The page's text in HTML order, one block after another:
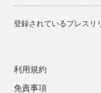
登録されているプレスリ
利用規約
免責事項